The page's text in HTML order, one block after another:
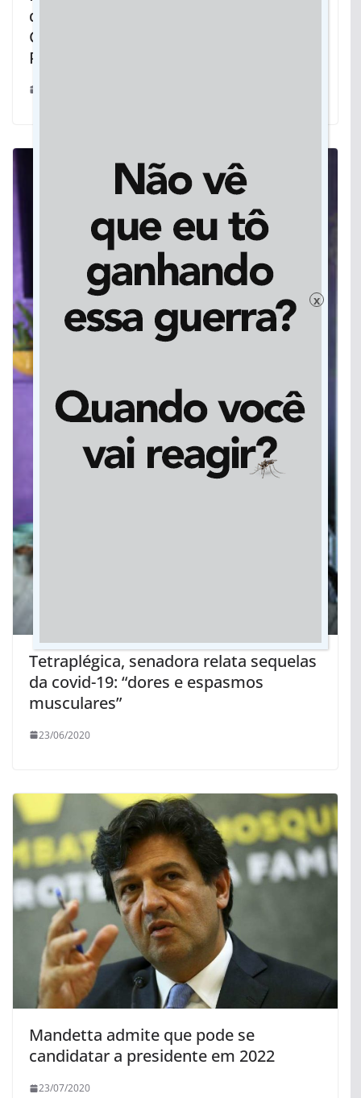
dos trabalhos do XIX Prêmio Sul-Mato-
Grossense de Inovação na Gestão
Pública
Tetraplégica, senadora relata sequelas
da covid-19: “dores e espasmos
musculares”
23/06/2020
Mandetta admite que pode se
candidatar a presidente em 2022
23/07/2020
x